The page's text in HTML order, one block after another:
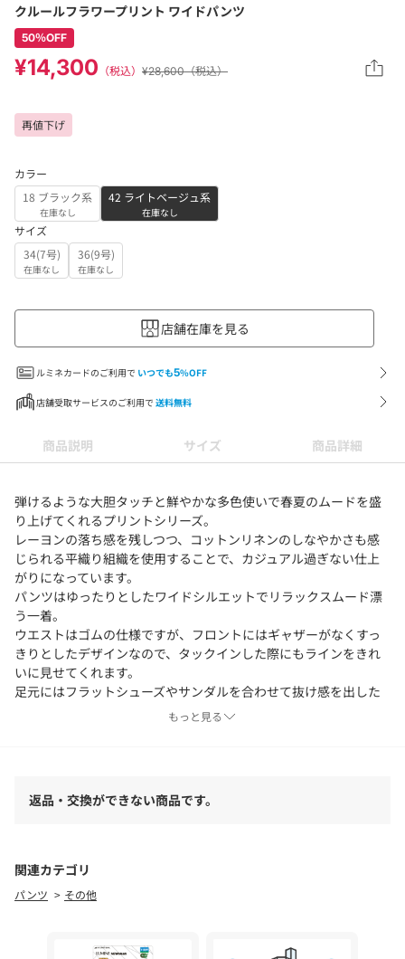
クルールフラワープリント ワイドパンツ
50％OFF
¥14,300 （税込） ¥28,600（税込）
再値下げ
カラー
18 ブラック系
在庫なし
42 ライトベージュ系
在庫なし
サイズ
34(7号)
在庫なし
36(9号)
在庫なし
店舗在庫を見る
ルミネカードのご利用で いつでも5%OFF
店舗受取サービスのご利用で 送料無料
商品説明 サイズ 商品詳細
弾けるような大胆タッチと鮮やかな多色使いで春夏のムードを盛
り上げてくれるプリントシリーズ。
レーヨンの落ち感を残しつつ、コットンリネンのしなやかさも感
じられる平織り組織を使用することで、カジュアル過ぎない仕上
がりになっています。
パンツはゆったりとしたワイドシルエットでリラックスムード漂
う一着。
ウエストはゴムの仕様ですが、フロントにはギャザーがなくすっ
きりとしたデザインなので、タックインした際にもラインをきれ
いに見せてくれます。
足元にはフラットシューズやサンダルを合わせて抜け感を出した
厚み：普通
伸縮性：なし
手洗い：可
裏地：あり
もっと見る
返品・交換ができない商品です。
関連カテゴリ
パンツ その他